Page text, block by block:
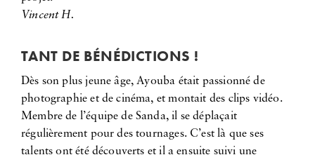
Vincent H.
TANT DE BÉNÉDICTIONS !
Dès son plus jeune âge, Ayouba était passionné de
photographie et de cinéma, et montait des clips vidéo.
Membre de l’équipe de Sanda, il se déplaçait
régulièrement pour des tournages. C’est là que ses
talents ont été découverts et il a ensuite suivi une